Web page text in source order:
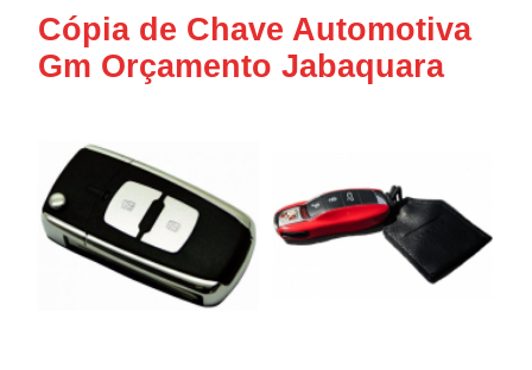
Cópia de Chave Automotiva
Gm Orçamento Jabaquara